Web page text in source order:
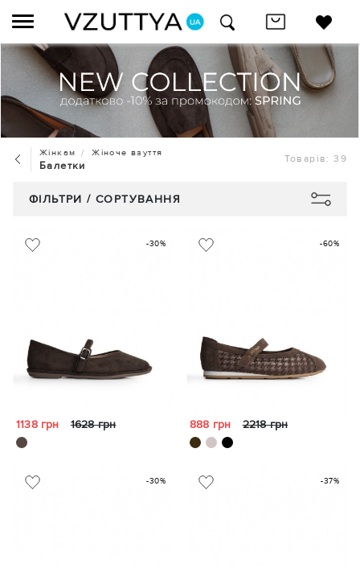
Жінкам Жіноче взуття
Балетки
Товарів: 39
ФІЛЬТРИ / СОРТУВАННЯ
-30%
1138 грн 1628 грн
-60%
888 грн 2218 грн
-30% -37%